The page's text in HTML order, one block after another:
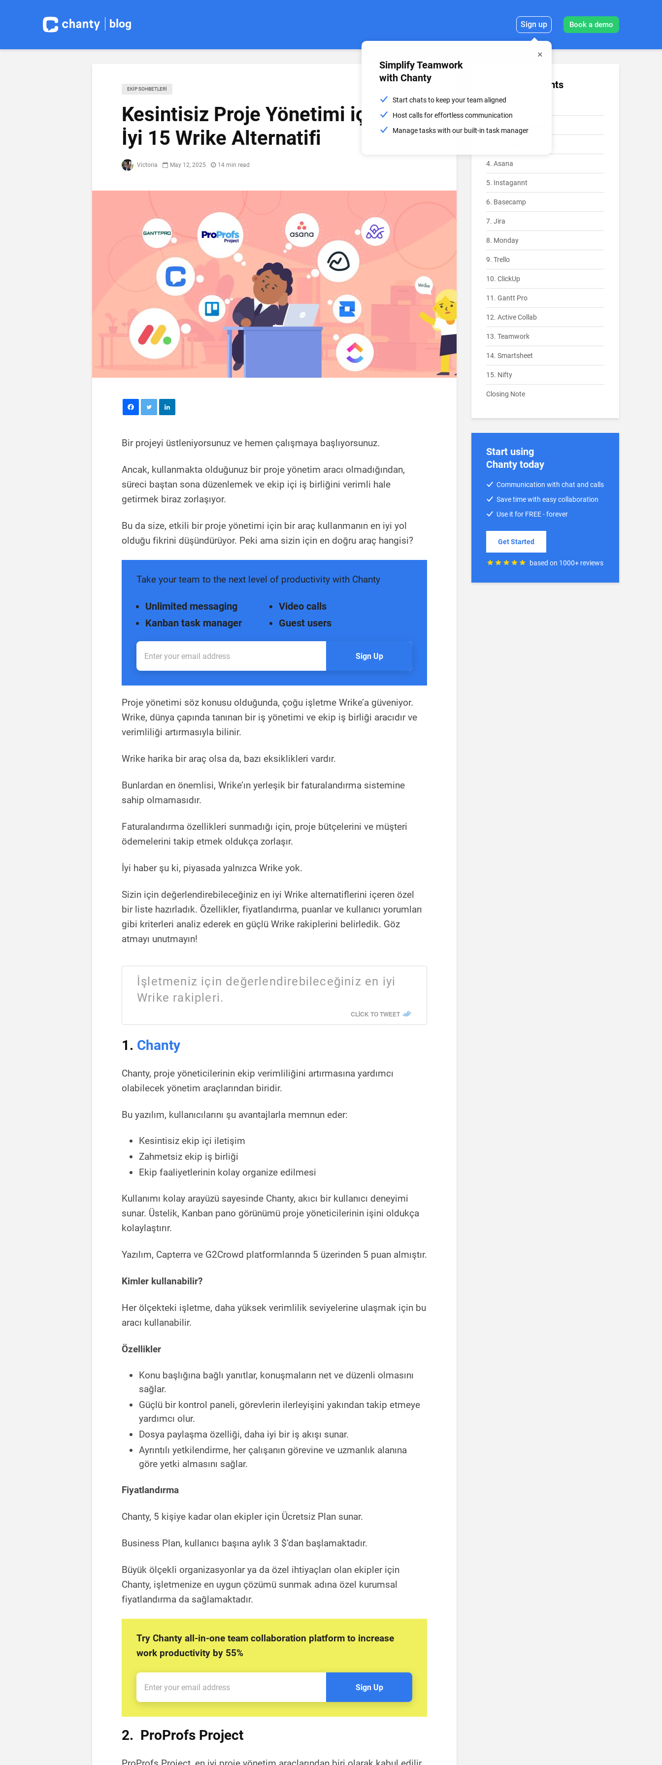
blog Sign up
Simplify Teamwork
with Chanty
Start chats to keep your team aligned
Host calls for effortless communication
Manage tasks with our built-in task manager
Book a demo
EKIP SOHBETLERI
Kesintisiz Proje Yönetimi için En
İyi 15 Wrike Alternatifi
Victoria May 12, 2025 14 min read
Bir projeyi üstleniyorsunuz ve hemen çalışmaya başlıyorsunuz.
Ancak, kullanmakta olduğunuz bir proje yönetim aracı olmadığından,
süreci baştan sona düzenlemek ve ekip içi iş birliğini verimli hale
getirmek biraz zorlaşıyor.
Bu da size, etkili bir proje yönetimi için bir araç kullanmanın en iyi yol
olduğu fikrini düşündürüyor. Peki ama sizin için en doğru araç hangisi?
Take your team to the next level of productivity with Chanty
Unlimited messaging
Video calls
Kanban task manager
Guest users
Sign Up
Proje yönetimi söz konusu olduğunda, çoğu işletme Wrike’a güveniyor.
Wrike, dünya çapında tanınan bir iş yönetimi ve ekip iş birliği aracıdır ve
verimliliği artırmasıyla bilinir.
Wrike harika bir araç olsa da, bazı eksiklikleri vardır.
Bunlardan en önemlisi, Wrike’ın yerleşik bir faturalandırma sistemine
sahip olmamasıdır.
Faturalandırma özellikleri sunmadığı için, proje bütçelerini ve müşteri
ödemelerini takip etmek oldukça zorlaşır.
İyi haber şu ki, piyasada yalnızca Wrike yok.
Sizin için değerlendirebileceğiniz en iyi Wrike alternatiflerini içeren özel
bir liste hazırladık. Özellikler, fiyatlandırma, puanlar ve kullanıcı yorumları
gibi kriterleri analiz ederek en güçlü Wrike rakiplerini belirledik. Göz
atmayı unutmayın!
İşletmeniz için değerlendirebileceğiniz en iyi
Wrike rakipleri.
CLICK TO TWEET
1. Chanty
Chanty, proje yöneticilerinin ekip verimliliğini artırmasına yardımcı
olabilecek yönetim araçlarından biridir.
Bu yazılım, kullanıcılarını şu avantajlarla memnun eder:
Kesintisiz ekip içi iletişim
Zahmetsiz ekip iş birliği
Ekip faaliyetlerinin kolay organize edilmesi
Kullanımı kolay arayüzü sayesinde Chanty, akıcı bir kullanıcı deneyimi
sunar. Üstelik, Kanban pano görünümü proje yöneticilerinin işini oldukça
kolaylaştırır.
Yazılım, Capterra ve G2Crowd platformlarında 5 üzerinden 5 puan almıştır.
Kimler kullanabilir?
Her ölçekteki işletme, daha yüksek verimlilik seviyelerine ulaşmak için bu
aracı kullanabilir.
Özellikler
Konu başlığına bağlı yanıtlar, konuşmaların net ve düzenli olmasını
sağlar.
Güçlü bir kontrol paneli, görevlerin ilerleyişini yakından takip etmeye
yardımcı olur.
Dosya paylaşma özelliği, daha iyi bir iş akışı sunar.
Ayrıntılı yetkilendirme, her çalışanın görevine ve uzmanlık alanına
göre yetki almasını sağlar.
Fiyatlandırma
Chanty, 5 kişiye kadar olan ekipler için Ücretsiz Plan sunar.
Business Plan, kullanıcı başına aylık 3 $’dan başlamaktadır.
Büyük ölçekli organizasyonlar ya da özel ihtiyaçları olan ekipler için
Chanty, işletmenize en uygun çözümü sunmak adına özel kurumsal
fiyatlandırma da sağlamaktadır.
Try Chanty all-in-one team collaboration platform to increase
work productivity by 55%
Sign Up
2. ProProfs Project
Table of Contents
1. Chanty
4. Asana
5. Instagannt
6. Basecamp
7. Jira
8. Monday
9. Trello
10. ClickUp
11. Gantt Pro
12. Active Collab
13. Teamwork
14. Smartsheet
15. Nifty
Closing Note
Start using
Chanty today
Communication with chat and calls
Save time with easy collaboration
Use it for FREE - forever
Get Started
based on 1000+ reviews